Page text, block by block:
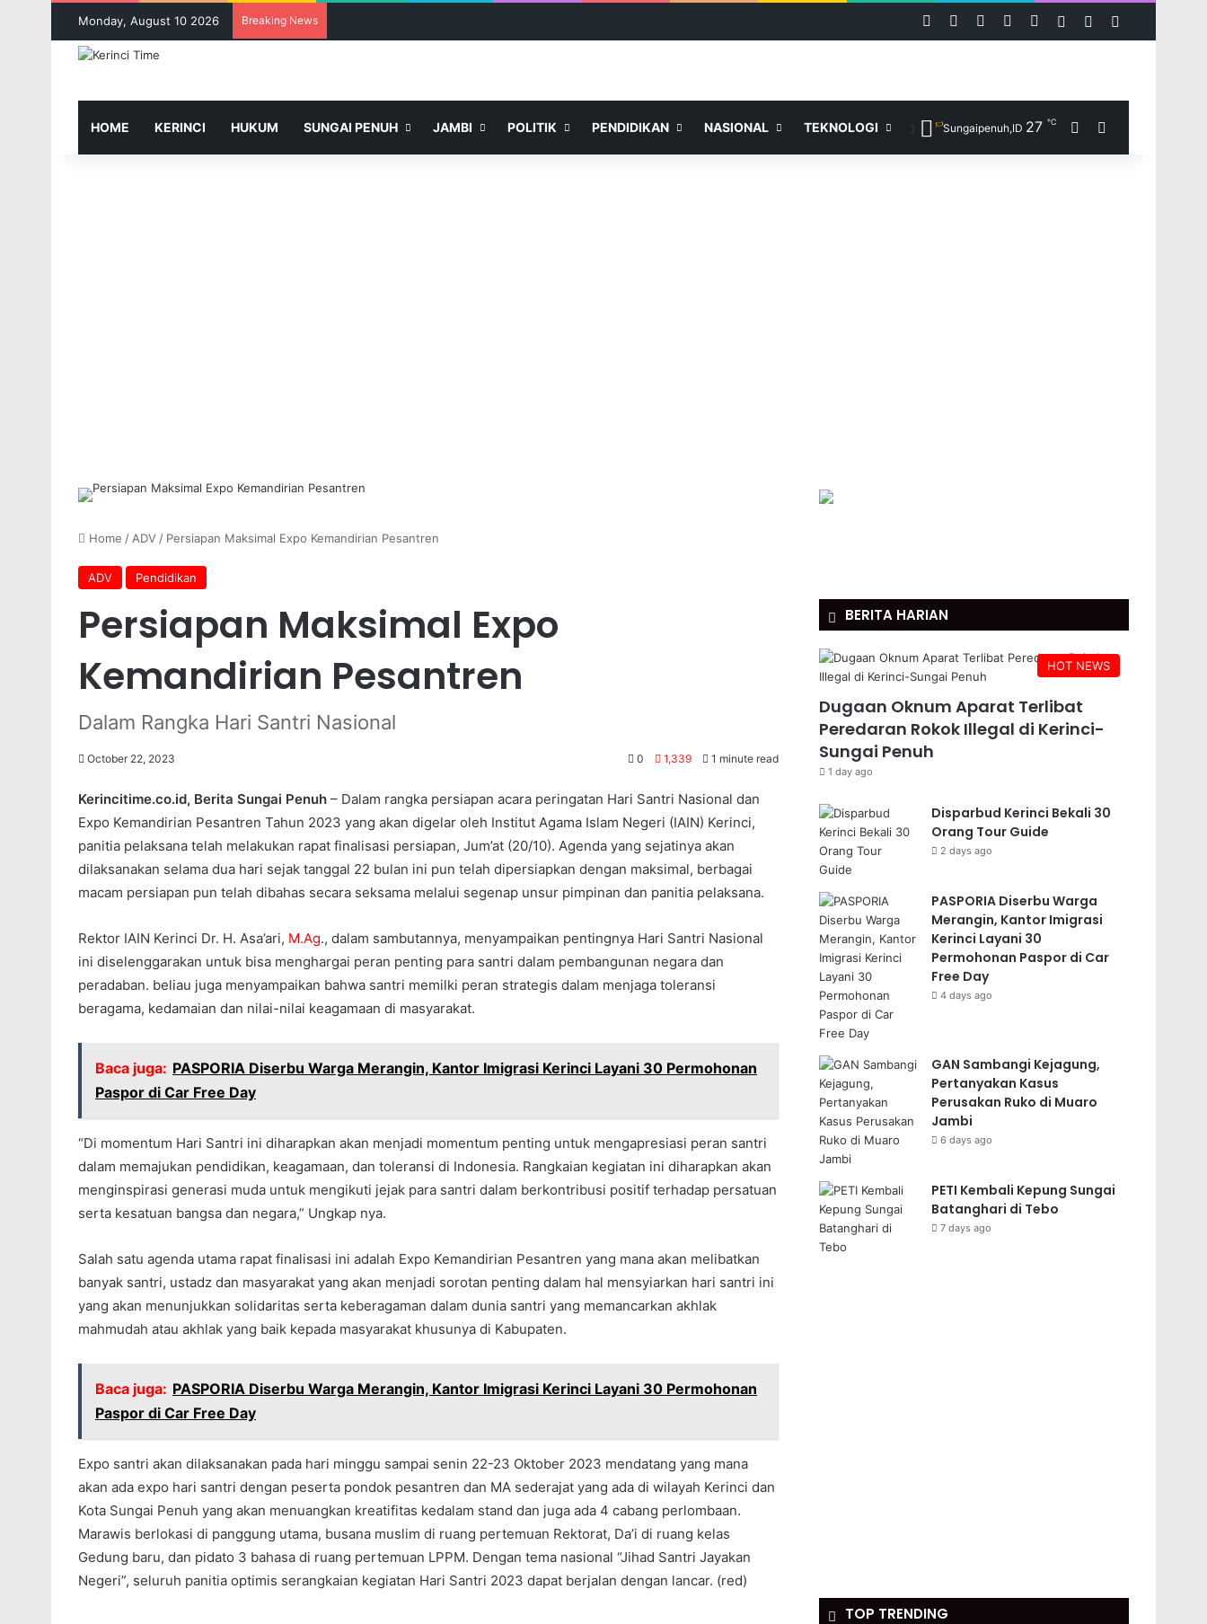
Monday, August 10 2026 Breaking News RSS Facebook YouTubeInstagram
Log InRandom Article
HOME KERINCI HUKUM SUNGAI PENUH JAMBI POLITIK PENDIDIKAN NASIONAL TEKNOLOGI Sungaipenuh,ID 27 ℃ Random Article
Home / ADV / Persiapan Maksimal Expo Kemandirian Pesantren
ADV Pendidikan
Persiapan Maksimal Expo
Kemandirian Pesantren
Dalam Rangka Hari Santri Nasional
October 22, 2023 0 1,339 1 minute read
Kerincitime.co.id, Berita Sungai Penuh – Dalam rangka persiapan acara peringatan Hari Santri Nasional dan
Expo Kemandirian Pesantren Tahun 2023 yang akan digelar oleh Institut Agama Islam Negeri (IAIN) Kerinci,
panitia pelaksana telah melakukan rapat finalisasi persiapan, Jum’at (20/10). Agenda yang sejatinya akan
dilaksanakan selama dua hari sejak tanggal 22 bulan ini pun telah dipersiapkan dengan maksimal, berbagai
macam persiapan pun telah dibahas secara seksama melalui segenap unsur pimpinan dan panitia pelaksana.
Rektor IAIN Kerinci Dr. H. Asa’ari, M.Ag., dalam sambutannya, menyampaikan pentingnya Hari Santri Nasional
ini diselenggarakan untuk bisa menghargai peran penting para santri dalam pembangunan negara dan
peradaban. beliau juga menyampaikan bahwa santri memilki peran strategis dalam menjaga toleransi
beragama, kedamaian dan nilai-nilai keagamaan di masyarakat.
Baca juga: PASPORIA Diserbu Warga Merangin, Kantor Imigrasi Kerinci Layani 30 Permohonan
Paspor di Car Free Day
“Di momentum Hari Santri ini diharapkan akan menjadi momentum penting untuk mengapresiasi peran santri
dalam memajukan pendidikan, keagamaan, dan toleransi di Indonesia. Rangkaian kegiatan ini diharapkan akan
menginspirasi generasi muda untuk mengikuti jejak para santri dalam berkontribusi positif terhadap persatuan
serta kesatuan bangsa dan negara,” Ungkap nya.
Salah satu agenda utama rapat finalisasi ini adalah Expo Kemandirian Pesantren yang mana akan melibatkan
banyak santri, ustadz dan masyarakat yang akan menjadi sorotan penting dalam hal mensyiarkan hari santri ini
yang akan menunjukkan solidaritas serta keberagaman dalam dunia santri yang memancarkan akhlak
mahmudah atau akhlak yang baik kepada masyarakat khusunya di Kabupaten.
Baca juga: PASPORIA Diserbu Warga Merangin, Kantor Imigrasi Kerinci Layani 30 Permohonan
Paspor di Car Free Day
Expo santri akan dilaksanakan pada hari minggu sampai senin 22-23 Oktober 2023 mendatang yang mana
akan ada expo hari santri dengan peserta pondok pesantren dan MA sederajat yang ada di wilayah Kerinci dan
Kota Sungai Penuh yang akan menuangkan kreatifitas kedalam stand dan juga ada 4 cabang perlombaan.
Marawis berlokasi di panggung utama, busana muslim di ruang pertemuan Rektorat, Da’i di ruang kelas
Gedung baru, dan pidato 3 bahasa di ruang pertemuan LPPM. Dengan tema nasional “Jihad Santri Jayakan
Negeri”, seluruh panitia optimis serangkaian kegiatan Hari Santri 2023 dapat berjalan dengan lancar. (red)
BERITA HARIAN
HOT NEWS
Dugaan Oknum Aparat Terlibat
Peredaran Rokok Illegal di Kerinci-
Sungai Penuh
1 day ago
Disparbud Kerinci Bekali 30
Orang Tour Guide
2 days ago
PASPORIA Diserbu Warga
Merangin, Kantor Imigrasi
Kerinci Layani 30
Permohonan Paspor di Car
Free Day
4 days ago
GAN Sambangi Kejagung,
Pertanyakan Kasus
Perusakan Ruko di Muaro
Jambi
6 days ago
PETI Kembali Kepung Sungai
Batanghari di Tebo
7 days ago
TOP TRENDING